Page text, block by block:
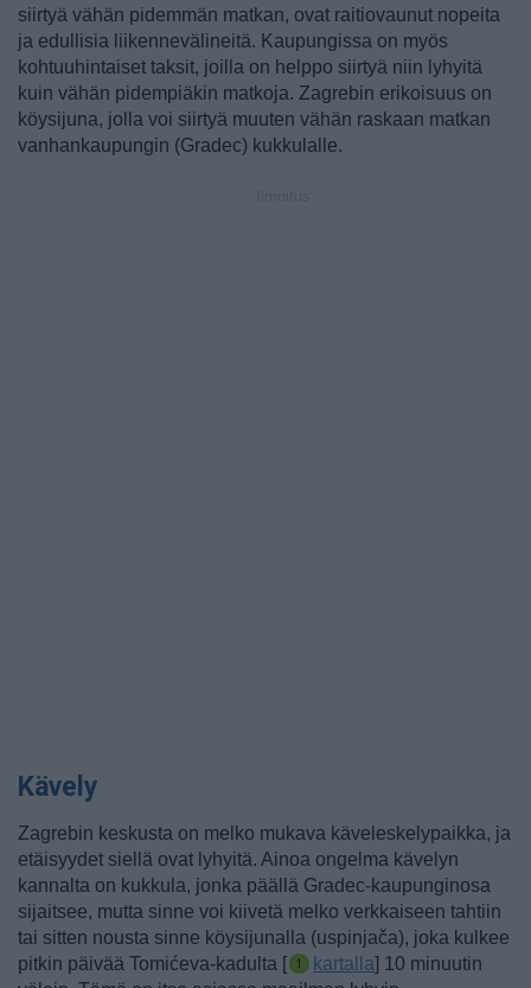
siirtyä vähän pidemmän matkan, ovat raitiovaunut nopeita
ja edullisia liikennevälineitä. Kaupungissa on myös
kohtuuhintaiset taksit, joilla on helppo siirtyä niin lyhyitä
kuin vähän pidempiäkin matkoja. Zagrebin erikoisuus on
köysijuna, jolla voi siirtyä muuten vähän raskaan matkan
vanhankaupungin (Gradec) kukkulalle.
Kävely
Zagrebin keskusta on melko mukava käveleskelypaikka, ja
etäisyydet siellä ovat lyhyitä. Ainoa ongelma kävelyn
kannalta on kukkula, jonka päällä Gradec-kaupunginosa
sijaitsee, mutta sinne voi kiivetä melko verkkaiseen tahtiin
tai sitten nousta sinne köysijunalla (uspinjača), joka kulkee
pitkin päivää Tomićeva-kadulta [
kartalla] 10 minuutin